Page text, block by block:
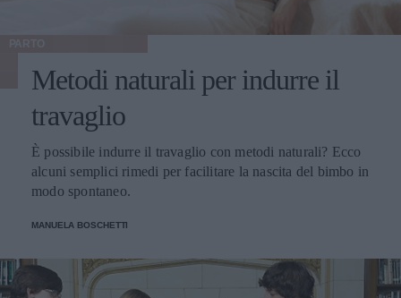
Metodi naturali per indurre il
travaglio
È possibile indurre il travaglio con metodi naturali? Ecco
alcuni semplici rimedi per facilitare la nascita del bimbo in
modo spontaneo.
MANUELA BOSCHETTI